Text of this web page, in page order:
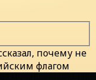
почему не
флагом